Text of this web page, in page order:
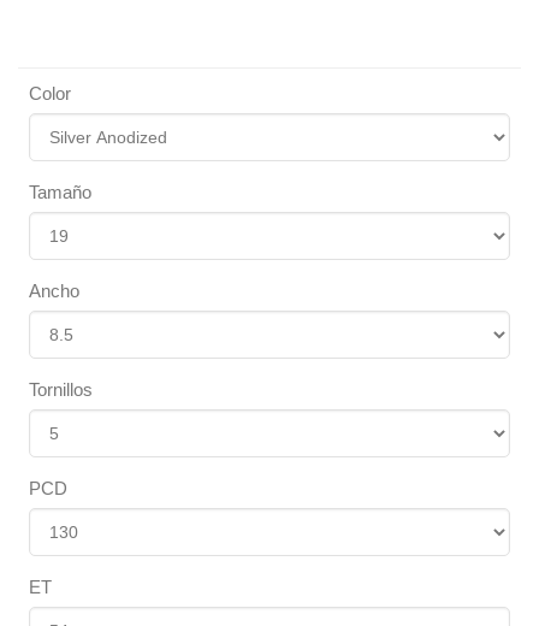
Color
Tamaño
Ancho
Tornillos
PCD
ET